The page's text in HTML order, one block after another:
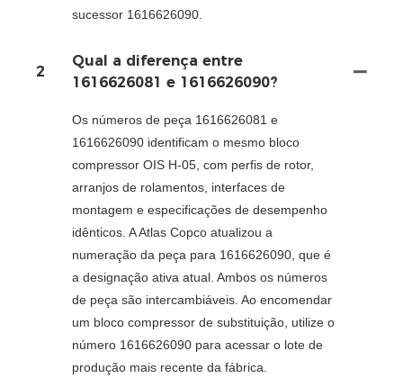
sucessor 1616626090.
2
Qual a diferença entre
1616626081 e 1616626090?
Os números de peça 1616626081 e
1616626090 identificam o mesmo bloco
compressor OIS H-05, com perfis de rotor,
arranjos de rolamentos, interfaces de
montagem e especificações de desempenho
idênticos. A Atlas Copco atualizou a
numeração da peça para 1616626090, que é
a designação ativa atual. Ambos os números
de peça são intercambiáveis. Ao encomendar
um bloco compressor de substituição, utilize o
número 1616626090 para acessar o lote de
produção mais recente da fábrica.